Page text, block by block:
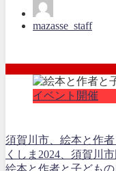
mazasse_staff
イベント開催
須賀川市、絵本と作
くしま2024、須賀川
絵本と作者と子ども